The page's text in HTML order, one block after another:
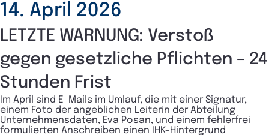
14. April 2026
LETZTE WARNUNG: Verstoß
gegen gesetzliche Pflichten – 24
Stunden Frist
Im April sind E-Mails im Umlauf, die mit einer Signatur,
einem Foto der angeblichen Leiterin der Abteilung
Unternehmensdaten, Eva Posan, und einem fehlerfrei
formulierten Anschreiben einen IHK-Hintergrund